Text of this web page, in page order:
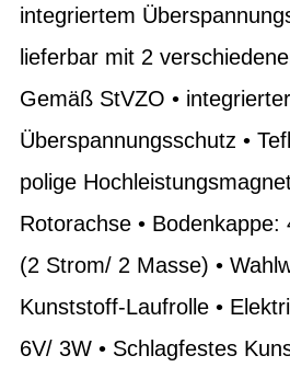
integriertem
lieferbar mit 2
Gemäß StVZO • integrierter
Überspannungsschutz •
polige
Rotorachse •
(2 Strom/ 2 Masse) •
Kunststoff-Laufrolle •
6V/ 3W • Schlagfestes